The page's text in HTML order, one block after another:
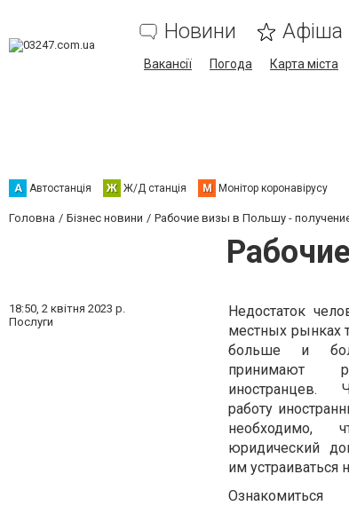
Новини Афіша
Вакансії Погода Карта міста
А Автостанція Ж Ж/Д станція М Монітор коронавірусу
Головна Бізнес новини Рабочие визы в Польшу -
18:50, 2 квітня 2023 р.
Послуги
Недостаток
местных рынках
больше и
принимают
иностранцев.
работу
необходимо,
юридический
им устраиваться